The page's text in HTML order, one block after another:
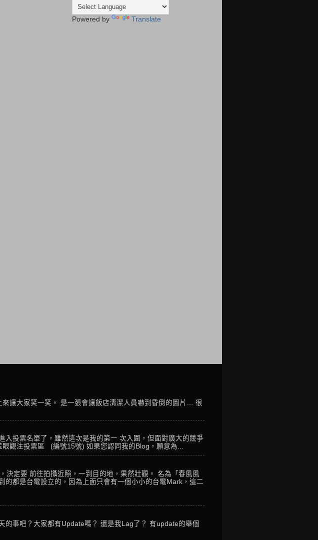
Powered by Translate
讓大家笑一笑。 是一張會讓飯店清潔人員嚇到昏倒的圖片… 很
入投票名單了，雖然這次是我的第一 次入圍，但面對廣大的競爭
觀注投票區 (編號15號) 如果您認同我的Blog，願意為...
決定要 前往拍攝近照，一到目的地，果然壯觀。 名為「春風風
都是台電設立的，因為上面只會有一個小小的台電Mark，這二
事吧？大家都有Update嗎？ 還是我Lag了？ 有update的舉個